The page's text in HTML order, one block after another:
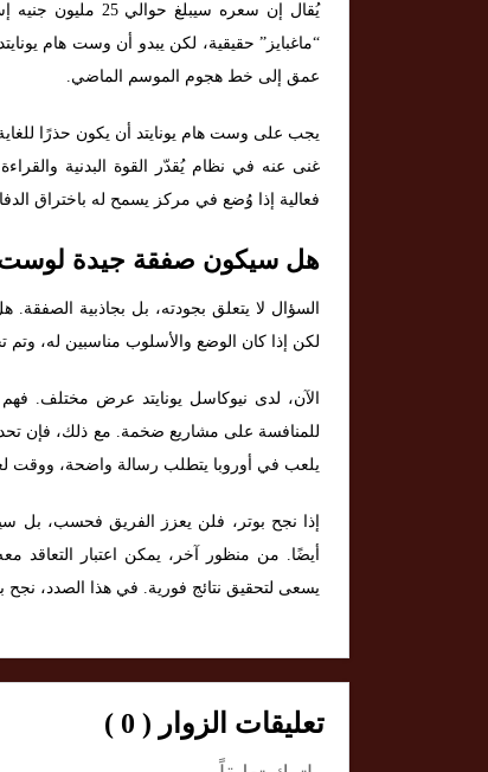
يُقال إن سعره
“ماغبايز” حقيقية، لكن يبدو أن وست هام
عمق إلى خط هجوم الموسم الماضي.
يجب على وست هام يونايتد أن يكون حذرًا
غنى عنه في نظام يُقدّر القوة البدنية
فعالية إذا وُضع في مركز يسمح له باختراق
هل سيكون صفقة جيدة لوست
لكن إذا كان الوضع والأسلوب مناسبين له، وتم
الآن، لدى نيوكاسل يونايتد عرض مختلف.
للمنافسة على مشاريع ضخمة. مع ذلك، فإن
يلعب في أوروبا يتطلب رسالة واضحة، ووقت
إذا نجح بوتر، فلن يعزز الفريق فحسب، بل
أيضًا. من منظور آخر، يمكن اعتبار التعاقد
يسعى لتحقيق نتائج فورية. في هذا الصدد، نجح
تعليقات الزوار ( 0 )